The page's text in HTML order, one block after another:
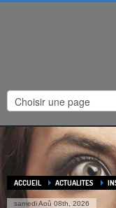
HEURES
ACCUEIL ACTUALITES
samedi Aoû 08th, 2026